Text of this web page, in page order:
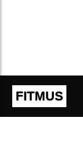
FITMUS